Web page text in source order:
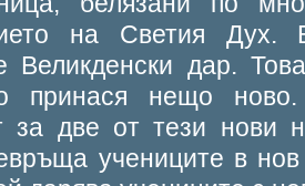
на Светия
Великденски дар.
принася нещо
за две от тези нови
учениците в нов